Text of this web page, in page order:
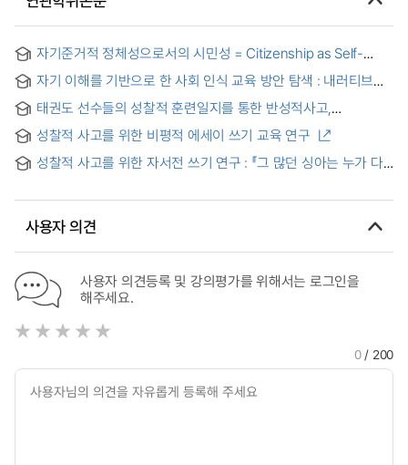
자기준거적 정체성으로서의 시민성 = Citizenship as Self-
자기 이해를 기반으로 한 사회 인식 교육 방안 탐색 : 내러티브
태권도 선수들의 성찰적 훈련일지를 통한 반성적사고,
thinking, self-direction and psychological technique
effectiveness through reflective training journal writing of
Taekwondo athletes
성찰적 사고를 위한 비평적 에세이 쓰기 교육 연구
성찰적 사고를 위한 자서전 쓰기 연구 : 『그 많던 싱아는 누가 다
사용자 의견
사용자 의견등록 및 강의평가를 위해서는 로그인을
해주세요.
0/ 200